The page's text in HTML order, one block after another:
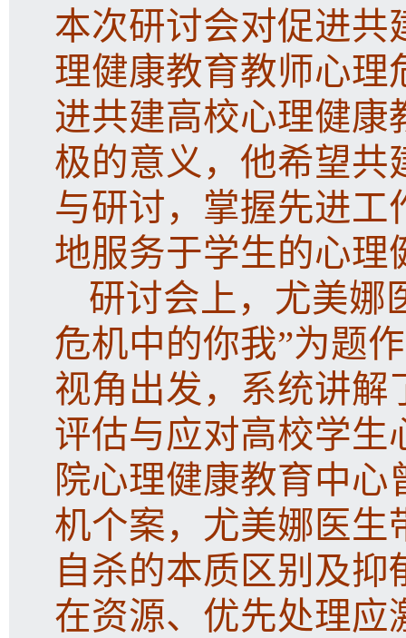
本次研讨会对促进共
理健康教育教师心理
进共建高校心理健康
极的意义，他希望共
与研讨，掌握先进工
地服务于学生的心理
研讨会上，尤美娜
危机中的你我”为题
视角出发，系统讲解
评估与应对高校学生
院心理健康教育中
机个案，尤美娜医生
自杀的本质区别及
在资源、优先处理应